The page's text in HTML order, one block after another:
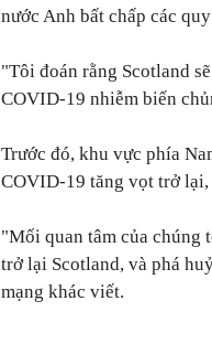
nước Anh bất chấp các
"Tôi đoán rằng Scotland
COVID-19 nhiễm biến
Trước đó, khu vực phía
COVID-19 tăng vọt trở lại,
"Mối quan tâm của chúng
trở lại Scotland, và phá
mạng khác viết.